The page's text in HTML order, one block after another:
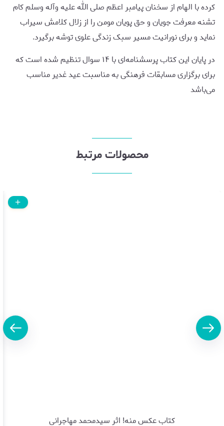
کرده با الهام از سخنان پیامبر اعظم صلی الله علیه وآله وسلم کام
تشنه معرفت جویان و حق پویان مومن را از زلال کلامش سیراب
نماید و برای نورانیت مسیر سبک زندگی علوی توشه برگیرد.
در پایان این کتاب پرسشنامه‌ای با ۱۴ سوال تنظیم شده است که
برای برگزاری مسابقات فرهنگی به مناسبت عید غدیر مناسب
می‌باشد
محصولات مرتبط
کتاب عکس منه! اثر سیدمحمد مهاجرانی